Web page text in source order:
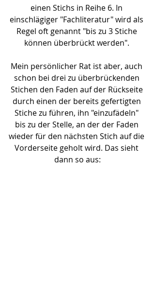
einen Stichs in Reihe 6. In
einschlägiger "Fachliteratur" wird als
Regel oft genannt "bis zu 3 Stiche
können überbrückt werden".
Mein persönlicher Rat ist aber, auch
schon bei drei zu überbrückenden
Stichen den Faden auf der Rückseite
durch einen der bereits gefertigten
Stiche zu führen, ihn "einzufädeln"
bis zu der Stelle, an der der Faden
wieder für den nächsten Stich auf die
Vorderseite geholt wird. Das sieht
dann so aus: